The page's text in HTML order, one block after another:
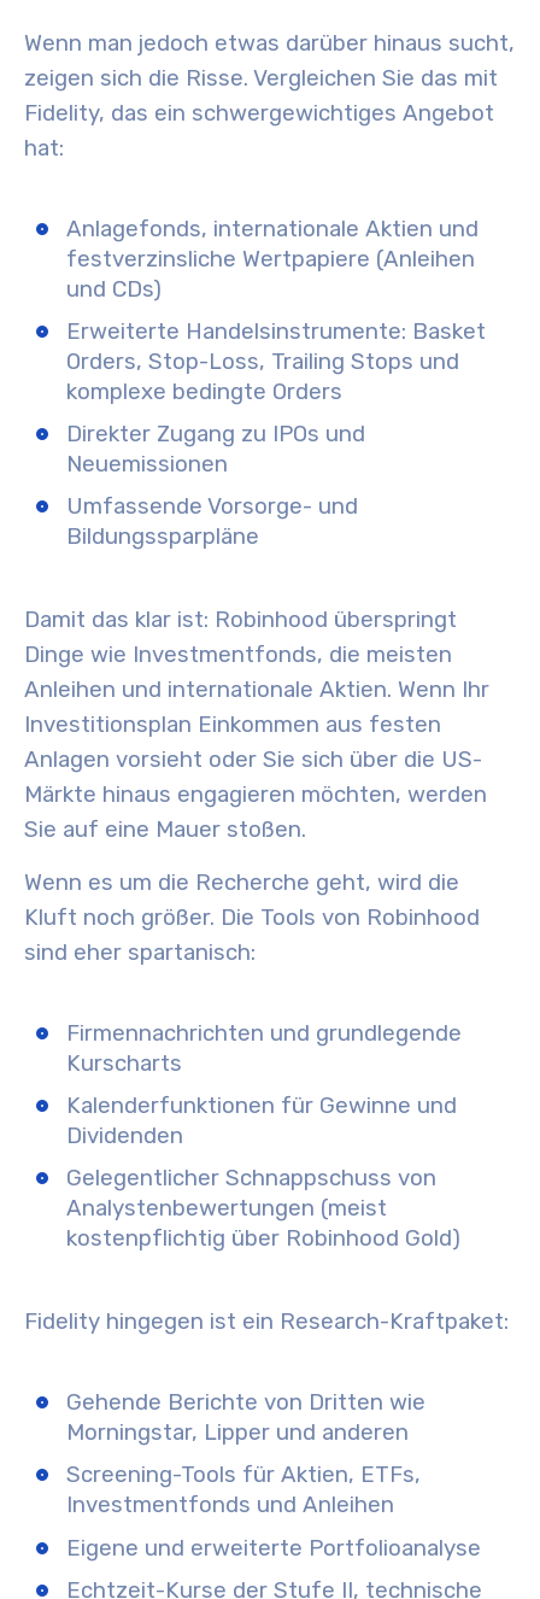
Wenn man jedoch etwas darüber hinaus sucht,
zeigen sich die Risse. Vergleichen Sie das mit
Fidelity, das ein schwergewichtiges Angebot
hat:
Anlagefonds, internationale Aktien und
festverzinsliche Wertpapiere (Anleihen
und CDs)
Erweiterte Handelsinstrumente: Basket
Orders, Stop-Loss, Trailing Stops und
komplexe bedingte Orders
Direkter Zugang zu IPOs und
Neuemissionen
Umfassende Vorsorge- und
Bildungssparpläne
Damit das klar ist: Robinhood überspringt
Dinge wie Investmentfonds, die meisten
Anleihen und internationale Aktien. Wenn Ihr
Investitionsplan Einkommen aus festen
Anlagen vorsieht oder Sie sich über die US-
Märkte hinaus engagieren möchten, werden
Sie auf eine Mauer stoßen.
Wenn es um die Recherche geht, wird die
Kluft noch größer. Die Tools von Robinhood
sind eher spartanisch:
Firmennachrichten und grundlegende
Kurscharts
Kalenderfunktionen für Gewinne und
Dividenden
Gelegentlicher Schnappschuss von
Analystenbewertungen (meist
kostenpflichtig über Robinhood Gold)
Fidelity hingegen ist ein Research-Kraftpaket:
Gehende Berichte von Dritten wie
Morningstar, Lipper und anderen
Screening-Tools für Aktien, ETFs,
Investmentfonds und Anleihen
Eigene und erweiterte Portfolioanalyse
Echtzeit-Kurse der Stufe II, technische